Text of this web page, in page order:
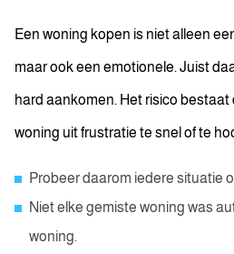
Een woning kopen is niet alleen
maar ook een emotionele. Juist
hard aankomen. Het risico bestaat
woning uit frustratie te snel of te
Probeer daarom iedere situatie
Niet elke gemiste woning was
woning.